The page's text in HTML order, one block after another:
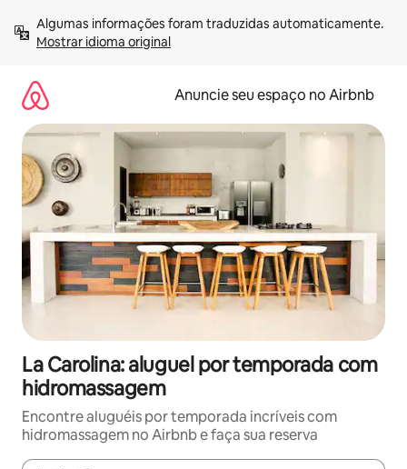
para
Mostrar idioma original
Anuncie seu espaço no Airbnb
La Carolina: aluguel por temporada com
hidromassagem
Encontre aluguéis por temporada incríveis com
hidromassagem no Airbnb e faça sua reserva